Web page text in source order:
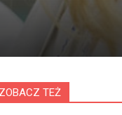
ZOBACZ TEŻ